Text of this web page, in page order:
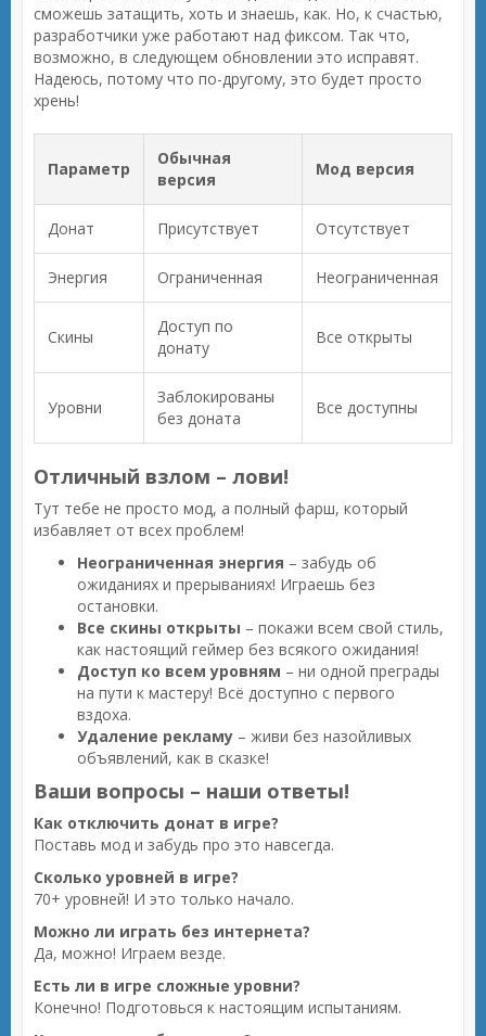
сможешь затащить, хоть и знаешь, как. Но, к счастью,
разработчики уже работают над фиксом. Так что,
возможно, в следующем обновлении это исправят.
Надеюсь, потому что по-другому, это будет просто
хрень!
Параметр
Обычная
версия
Мод версия
Донат Присутствует Отсутствует
Энергия Ограниченная Неограниченная
Скины
Доступ по
донату
Все открыты
Уровни
Заблокированы
без доната
Все доступны
Отличный взлом – лови!
Тут тебе не просто мод, а полный фарш, который
избавляет от всех проблем!
Неограниченная энергия – забудь об
ожиданиях и прерываниях! Играешь без
остановки.
Все скины открыты – покажи всем свой стиль,
как настоящий геймер без всякого ожидания!
Доступ ко всем уровням – ни одной преграды
на пути к мастеру! Всё доступно с первого
вздоха.
Удаление рекламу – живи без назойливых
объявлений, как в сказке!
Ваши вопросы – наши ответы!
Как отключить донат в игре?
Поставь мод и забудь про это навсегда.
Сколько уровней в игре?
70+ уровней! И это только начало.
Можно ли играть без интернета?
Да, можно! Играем везде.
Есть ли в игре сложные уровни?
Конечно! Подготовься к настоящим испытаниям.